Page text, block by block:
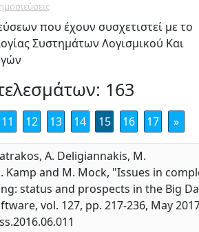
που έχουν συσχετιστεί με το
Συστημάτων Λογισμικού Και
163
11 12 13 14 15 16 17 »
A. Deligiannakis, M.
Kamp and M. Mock, "Issues in
status and prospects in the Big
vol. 127, pp. 217-236, May